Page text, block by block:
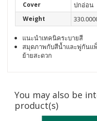
Cover ปกอ่อน
Weight
แนะนำเทคนิคระบายสี
สมุดภาพกับสีน้ำและพู่กันแ
ย้ายสะดวก
You may also be
product(s)